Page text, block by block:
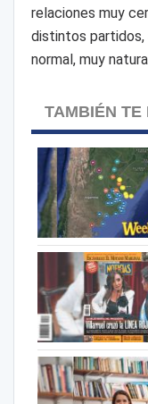
relaciones muy
distintos partidos,
normal, muy
TAMBIÉN TE